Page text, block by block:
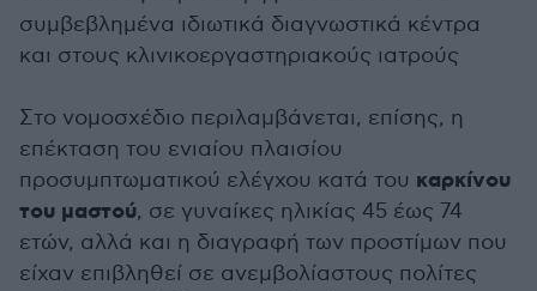
συμβεβλημένα ιδιωτικά διαγνωστικά κέντρα
και στους κλινικοεργαστηριακούς ιατρούς
Στο νομοσχέδιο περιλαμβάνεται, επίσης, η
επέκταση του ενιαίου πλαισίου
προσυμπτωματικού ελέγχου κατά του καρκίνου
του μαστού, σε γυναίκες ηλικίας 45 έως 74
ετών, αλλά και η διαγραφή των προστίμων που
είχαν επιβληθεί σε ανεμβολίαστους πολίτες